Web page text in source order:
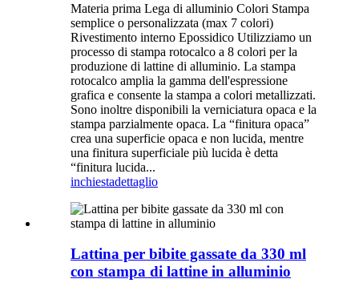
Materia prima Lega di alluminio Colori Stampa
semplice o personalizzata (max 7 colori)
Rivestimento interno Epossidico Utilizziamo un
processo di stampa rotocalco a 8 colori per la
produzione di lattine di alluminio. La stampa
rotocalco amplia la gamma dell'espressione
grafica e consente la stampa a colori metallizzati.
Sono inoltre disponibili la verniciatura opaca e la
stampa parzialmente opaca. La “finitura opaca”
crea una superficie opaca e non lucida, mentre
una finitura superficiale più lucida è detta
“finitura lucida...
inchiestadettaglio
Lattina per bibite gassate da 330 ml
con stampa di lattine in alluminio